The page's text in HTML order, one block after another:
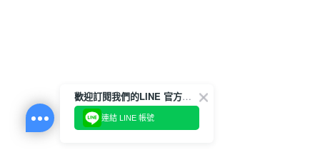
歡迎訂閱我們的LINE 官方帳號
連結 LINE 帳號